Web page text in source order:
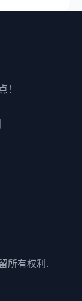
！
所有权利.